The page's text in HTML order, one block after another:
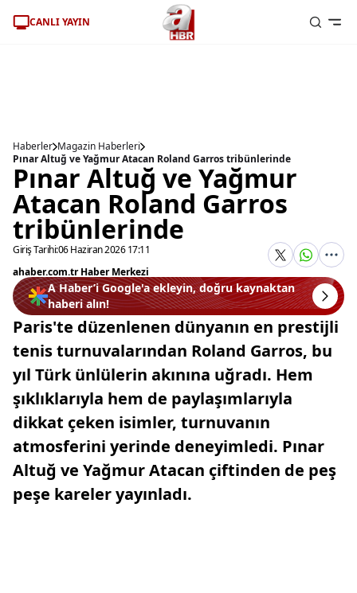
CANLI YAYIN
Haberler Magazin Haberleri
Pınar Altuğ ve Yağmur Atacan Roland Garros tribünlerinde
Pınar Altuğ ve Yağmur
Atacan Roland Garros
tribünlerinde
Giriş Tarihi:06 Haziran 2026 17:11
ahaber.com.tr Haber Merkezi
A Haber’i Google'a ekleyin, doğru kaynaktan
haberi alın!
Paris'te düzenlenen dünyanın en prestijli
tenis turnuvalarından Roland Garros, bu
yıl Türk ünlülerin akınına uğradı. Hem
şıklıklarıyla hem de paylaşımlarıyla
dikkat çeken isimler, turnuvanın
atmosferini yerinde deneyimledi. Pınar
Altuğ ve Yağmur Atacan çiftinden de peş
peşe kareler yayınladı.